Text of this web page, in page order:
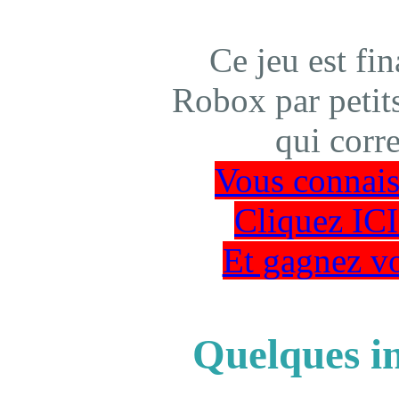
Ce jeu est
Robox par
qui
Vous
Cliquez
Et gagnez
Quelques